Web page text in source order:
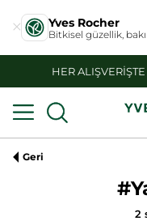
Yves Rocher
Bitkisel güzellik,
HER ALIŞVERİŞTE
Geri
2